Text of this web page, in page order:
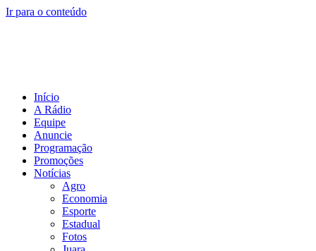
Ir para o conteúdo
Início
A Rádio
Equipe
Anuncie
Programação
Promoções
Notícias
Agro
Economia
Esporte
Estadual
Fotos